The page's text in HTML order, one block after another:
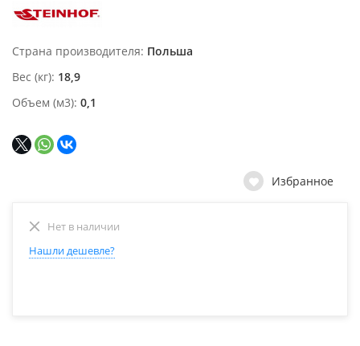
Страна производителя Польша
Вес (кг) 18,9
Объем (м3) 0,1
Избранное
Нет в наличии
Нашли дешевле?